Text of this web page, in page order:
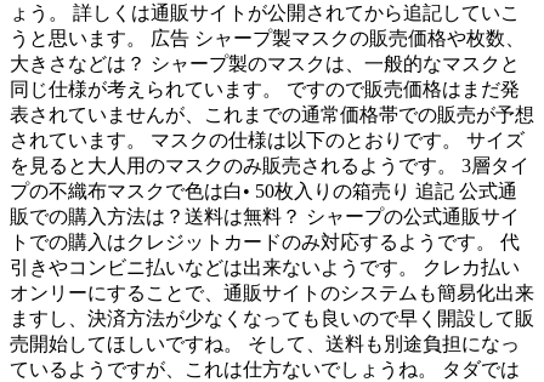
ょう。 詳しくは通販サイトが公開されてから追記していこ
うと思います。 広告 シャープ製マスクの販売価格や枚数、
大きさなどは？ シャープ製のマスクは、一般的なマスクと
同じ仕様が考えられています。 ですので販売価格はまだ発
表されていませんが、これまでの通常価格帯での販売が予想
されています。 マスクの仕様は以下のとおりです。 サイズ
を見ると大人用のマスクのみ販売されるようです。 3層タイ
プの不織布マスクで色は白• 50枚入りの箱売り 追記 公式通
販での購入方法は？送料は無料？ シャープの公式通販サイ
トでの購入はクレジットカードのみ対応するようです。 代
引きやコンビニ払いなどは出来ないようです。 クレカ払い
オンリーにすることで、通販サイトのシステムも簡易化出来
ますし、決済方法が少なくなっても良いので早く開設して販
売開始してほしいですね。 そして、送料も別途負担になっ
ているようですが、これは仕方ないでしょうね。 タダでは